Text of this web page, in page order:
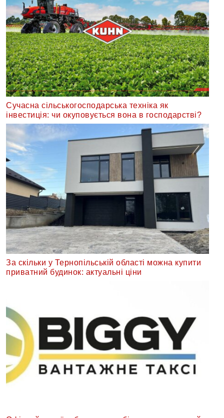
Сучасна сільськогосподарська техніка як
інвестиція: чи окуповується вона в господарстві?
За скільки у Тернопільській області можна купити
приватний будинок: актуальні ціни